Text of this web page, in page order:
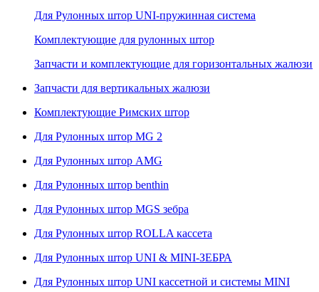
Для Рулонных штор UNI-пружинная система
Комплектующие для рулонных штор
Запчасти и комплектующие для горизонтальных жалюзи
Запчасти для вертикальных жалюзи
Комплектующие Римских штор
Для Рулонных штор MG 2
Для Рулонных штор AMG
Для Рулонных штор benthin
Для Рулонных штор MGS зебра
Для Рулонных штор ROLLA кассета
Для Рулонных штор UNI & MINI-ЗЕБРА
Для Рулонных штор UNI кассетной и системы MINI